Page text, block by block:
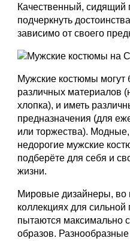
Качественный, сидящий
подчеркнуть
зависимо от своего
Мужские костюмы могут
различных материалов
хлопка), и иметь
предназначения (для
или торжества).
недорогие мужские
подберёте для себя и
жизни.
Мировые дизайнеры, во
коллекциях для
пытаются максимально
образов.